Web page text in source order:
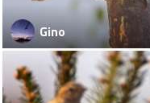
Gino